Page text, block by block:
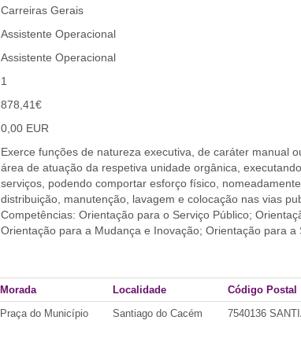
Carreiras Gerais
Assistente Operacional
Assistente Operacional
1
878,41€
0,00 EUR
Exerce funções de natureza executiva, de caráter manual
área de atuação da respetiva unidade orgânica,
serviços, podendo comportar esforço físico,
distribuição, manutenção, lavagem e colocação nas vias
Competências: Orientação para o Serviço Público;
Orientação para a Mudança e Inovação; Orientação para a
Morada Localidade Código Postal
Praça do Município Santiago do Cacém 7540136